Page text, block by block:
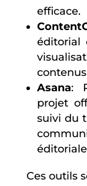
efficace.
éditorial
Asana:
projet
suivi du
Ces outils